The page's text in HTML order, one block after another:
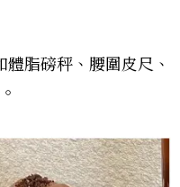
脂磅秤、腰圍皮尺、